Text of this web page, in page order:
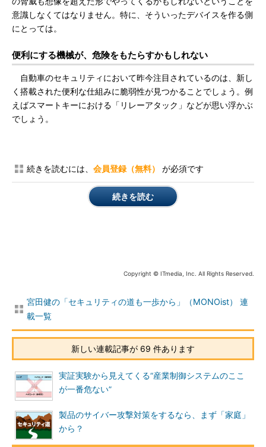
意識しなくてはなりません。特に、そういったデバイスを作る側
にとっては。
便利にする機械が、危険をもたらすかもしれない
自動車のセキュリティにおいて昨今注目されているのは、新し
く搭載された便利な仕組みに脆弱性が見つかることでしょう。例
えばスマートキーにおける「リレーアタック」などが思い浮かぶ
でしょう。
続きを読むには、 会員登録（無料） が必須です
続きを読む
Copyright © ITmedia, Inc. All Rights Reserved.
宮田健の「セキュリティの道も一歩から」（MONOist） 連
載一覧
新しい連載記事が 69 件あります
実証実験から見えてくる“産業制御システムのここ
が一番危ない”
製品のサイバー攻撃対策をするなら、まず「家庭」
から？